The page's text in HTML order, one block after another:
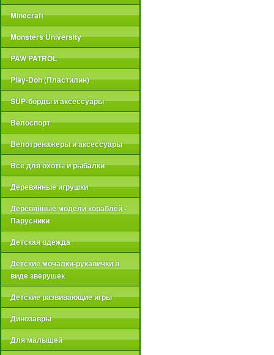
Minecraft
Monsters University
PAW PATROL
Play-Doh (Пластилин)
SUP-борды и аксессуары
Велоспорт
Велотренажеры и аксессуары
Все для охоты и рыбалки
Деревянные игрушки
Деревянные модели кораблей -
Парусники
Детская одежда
Детские мочалки-рукавички в
виде зверушек
Детские развивающие игры
Динозавры
Для малышей